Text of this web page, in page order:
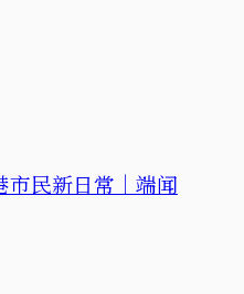
市民新日常｜端闻